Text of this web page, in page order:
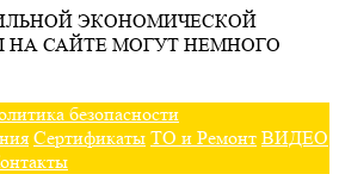
ЭКОНОМИЧЕСКОЙ
НА САЙТЕ МОГУТ НЕМНОГО
безопасности
Сертификаты ТО и Ремонт ВИДЕО